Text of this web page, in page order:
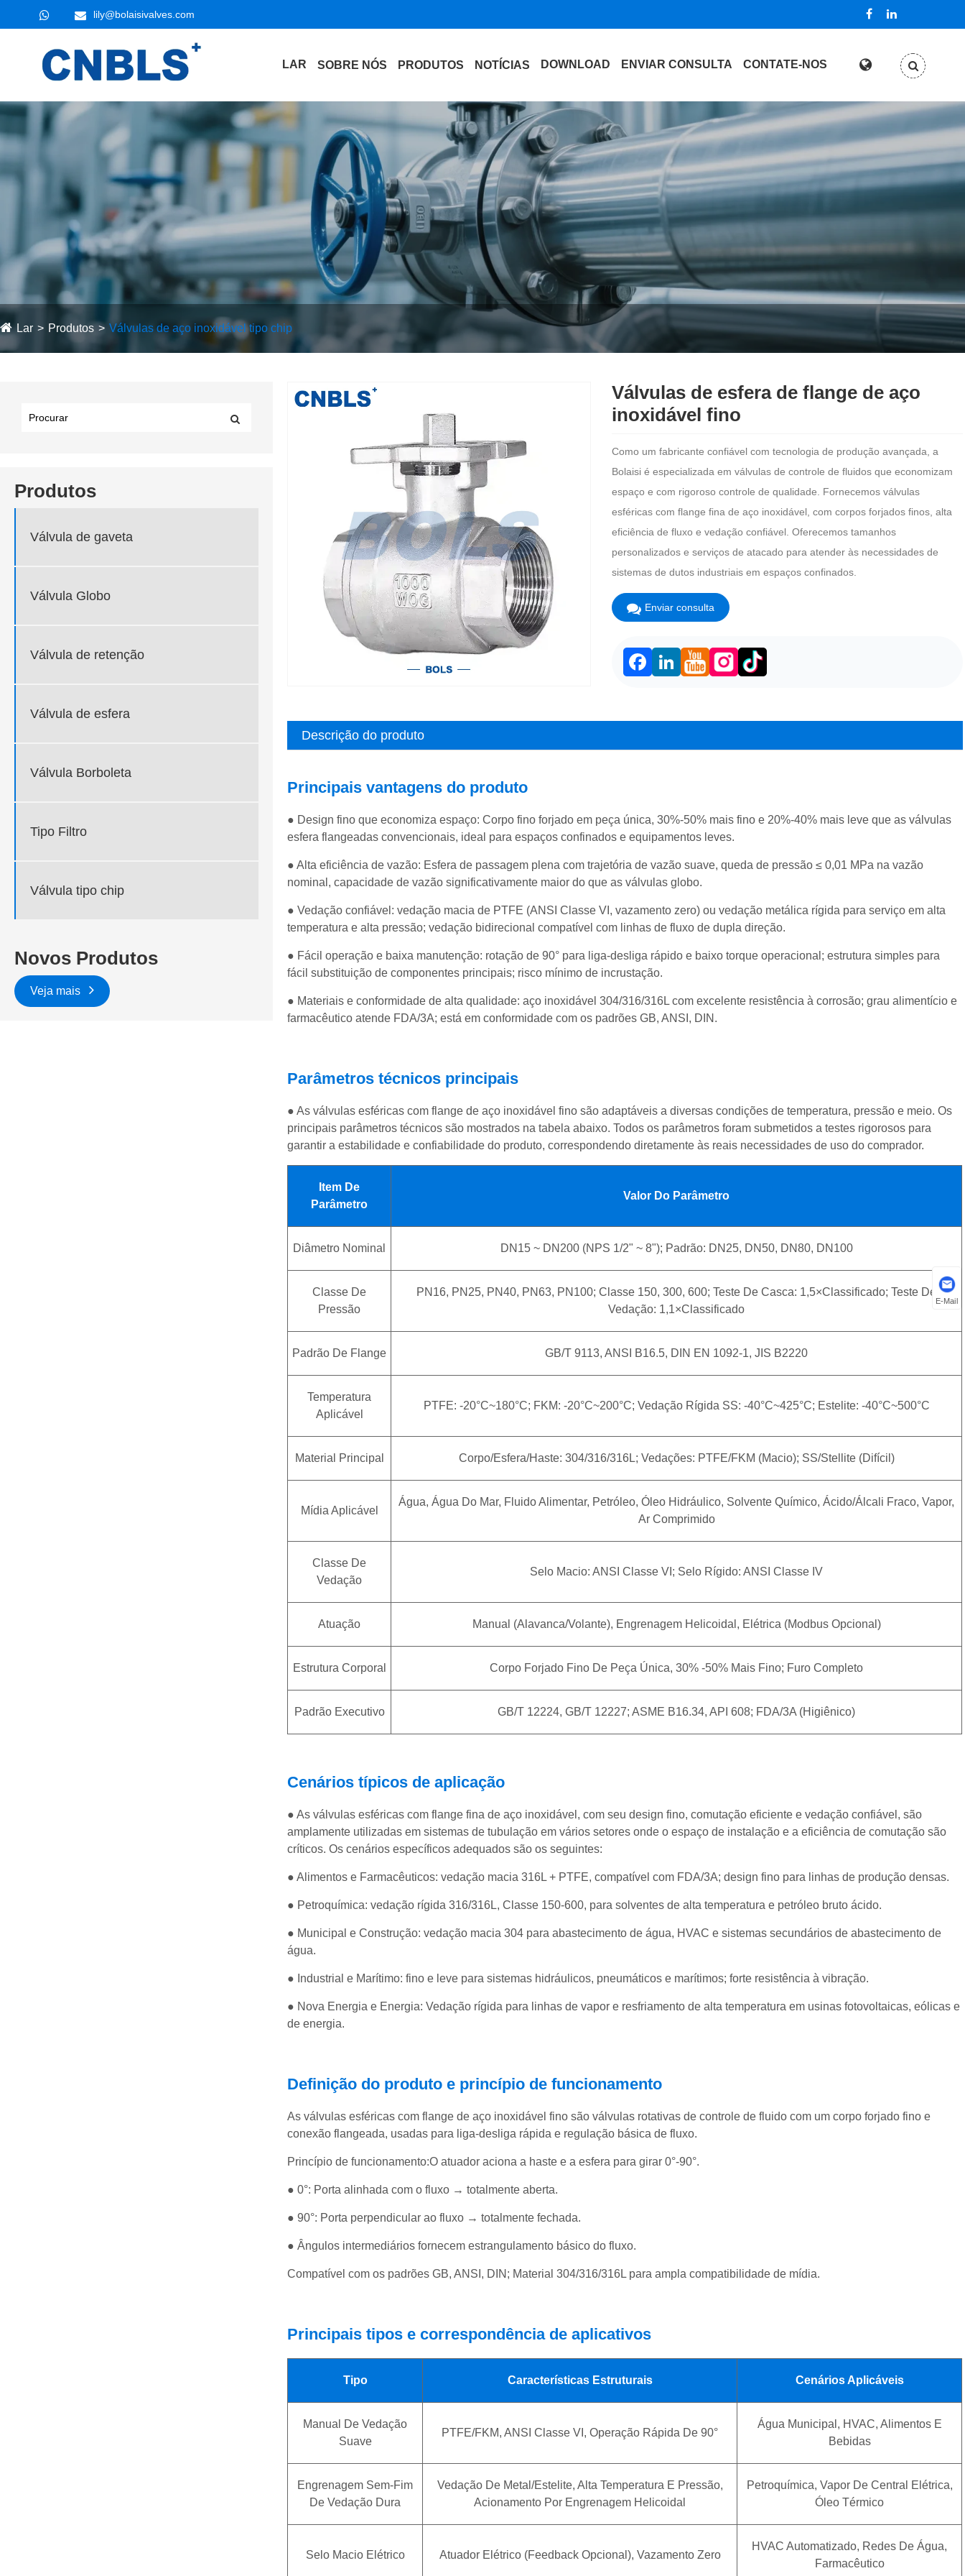
lily@bolaisivalves.com
LAR SOBRE NÓS PRODUTOS NOTÍCIAS DOWNLOAD ENVIAR CONSULTA CONTATE-NOS
Lar Produtos Válvulas de aço inoxidável tipo chip
Produtos
Válvula de gaveta
Válvula Globo
Válvula de retenção
Válvula de esfera
Válvula Borboleta
Tipo Filtro
Válvula tipo chip
Novos Produtos
Veja mais
Válvulas de esfera de flange de aço
inoxidável fino
Como um fabricante confiável com tecnologia de produção avançada, a
Bolaisi é especializada em válvulas de controle de fluidos que economizam
espaço e com rigoroso controle de qualidade. Fornecemos válvulas
esféricas com flange fina de aço inoxidável, com corpos forjados finos, alta
eficiência de fluxo e vedação confiável. Oferecemos tamanhos
personalizados e serviços de atacado para atender às necessidades de
sistemas de dutos industriais em espaços confinados.
Enviar consulta
FacebookLinkedIn
Descrição do produto
Principais vantagens do produto
● Design fino que economiza espaço: Corpo fino forjado em peça única, 30%-50% mais fino e 20%-40% mais leve que as válvulas
esfera flangeadas convencionais, ideal para espaços confinados e equipamentos leves.
● Alta eficiência de vazão: Esfera de passagem plena com trajetória de vazão suave, queda de pressão ≤ 0,01 MPa na vazão
nominal, capacidade de vazão significativamente maior do que as válvulas globo.
● Vedação confiável: vedação macia de PTFE (ANSI Classe VI, vazamento zero) ou vedação metálica rígida para serviço em alta
temperatura e alta pressão; vedação bidirecional compatível com linhas de fluxo de dupla direção.
● Fácil operação e baixa manutenção: rotação de 90° para liga-desliga rápido e baixo torque operacional; estrutura simples para
fácil substituição de componentes principais; risco mínimo de incrustação.
● Materiais e conformidade de alta qualidade: aço inoxidável 304/316/316L com excelente resistência à corrosão; grau alimentício e
farmacêutico atende FDA/3A; está em conformidade com os padrões GB, ANSI, DIN.
Parâmetros técnicos principais
● As válvulas esféricas com flange de aço inoxidável fino são adaptáveis ​​a diversas condições de temperatura, pressão e meio. Os
principais parâmetros técnicos são mostrados na tabela abaixo. Todos os parâmetros foram submetidos a testes rigorosos para
garantir a estabilidade e confiabilidade do produto, correspondendo diretamente às reais necessidades de uso do comprador.
Item De
Parâmetro
Valor Do Parâmetro
Diâmetro Nominal DN15 ~ DN200 (NPS 1/2" ~ 8"); Padrão: DN25, DN50, DN80, DN100
Classe De
Pressão
PN16, PN25, PN40, PN63, PN100; Classe 150, 300, 600; Teste De Casca: 1,5×classificado; Teste De
Vedação: 1,1×classificado
Padrão De Flange GB/T 9113, ANSI B16.5, DIN EN 1092-1, JIS B2220
Temperatura
Aplicável
PTFE: -20°C~180°C; FKM: -20°C~200°C; Vedação Rígida SS: -40°C~425°C; Estelite: -40°C~500°C
Material Principal Corpo/Esfera/Haste: 304/316/316L; Vedações: PTFE/FKM (macio); SS/Stellite (difícil)
Mídia Aplicável
Água, Água Do Mar, Fluido Alimentar, Petróleo, Óleo Hidráulico, Solvente Químico, Ácido/álcali Fraco, Vapor,
Ar Comprimido
Classe De
Vedação
Selo Macio: ANSI Classe VI; Selo Rígido: ANSI Classe IV
Atuação Manual (alavanca/volante), Engrenagem Helicoidal, Elétrica (Modbus Opcional)
Estrutura Corporal Corpo Forjado Fino De Peça Única, 30% -50% Mais Fino; Furo Completo
Padrão Executivo GB/T 12224, GB/T 12227; ASME B16.34, API 608; FDA/3A (higiênico)
Cenários típicos de aplicação
● As válvulas esféricas com flange fina de aço inoxidável, com seu design fino, comutação eficiente e vedação confiável, são
amplamente utilizadas em sistemas de tubulação em vários setores onde o espaço de instalação e a eficiência de comutação são
críticos. Os cenários específicos adequados são os seguintes:
● Alimentos e Farmacêuticos: vedação macia 316L + PTFE, compatível com FDA/3A; design fino para linhas de produção densas.
● Petroquímica: vedação rígida 316/316L, Classe 150-600, para solventes de alta temperatura e petróleo bruto ácido.
● Municipal e Construção: vedação macia 304 para abastecimento de água, HVAC e sistemas secundários de abastecimento de
água.
● Industrial e Marítimo: fino e leve para sistemas hidráulicos, pneumáticos e marítimos; forte resistência à vibração.
● Nova Energia e Energia: Vedação rígida para linhas de vapor e resfriamento de alta temperatura em usinas fotovoltaicas, eólicas e
de energia.
Definição do produto e princípio de funcionamento
As válvulas esféricas com flange de aço inoxidável fino são válvulas rotativas de controle de fluido com um corpo forjado fino e
conexão flangeada, usadas para liga-desliga rápida e regulação básica de fluxo.
Princípio de funcionamento:O atuador aciona a haste e a esfera para girar 0°-90°.
● 0°: Porta alinhada com o fluxo → totalmente aberta.
● 90°: Porta perpendicular ao fluxo → totalmente fechada.
● Ângulos intermediários fornecem estrangulamento básico do fluxo.
Compatível com os padrões GB, ANSI, DIN; Material 304/316/316L para ampla compatibilidade de mídia.
Principais tipos e correspondência de aplicativos
Tipo Características Estruturais Cenários Aplicáveis
Manual De Vedação
Suave
PTFE/FKM, ANSI Classe VI, Operação Rápida De 90°
Água Municipal, HVAC, Alimentos E
Bebidas
Engrenagem Sem-Fim
De Vedação Dura
Vedação De Metal/estelite, Alta Temperatura E Pressão,
Acionamento Por Engrenagem Helicoidal
Petroquímica, Vapor De Central Elétrica,
Óleo Térmico
Selo Macio Elétrico Atuador Elétrico (feedback Opcional), Vazamento Zero
HVAC Automatizado, Redes De Água,
Farmacêutico
E-Mail